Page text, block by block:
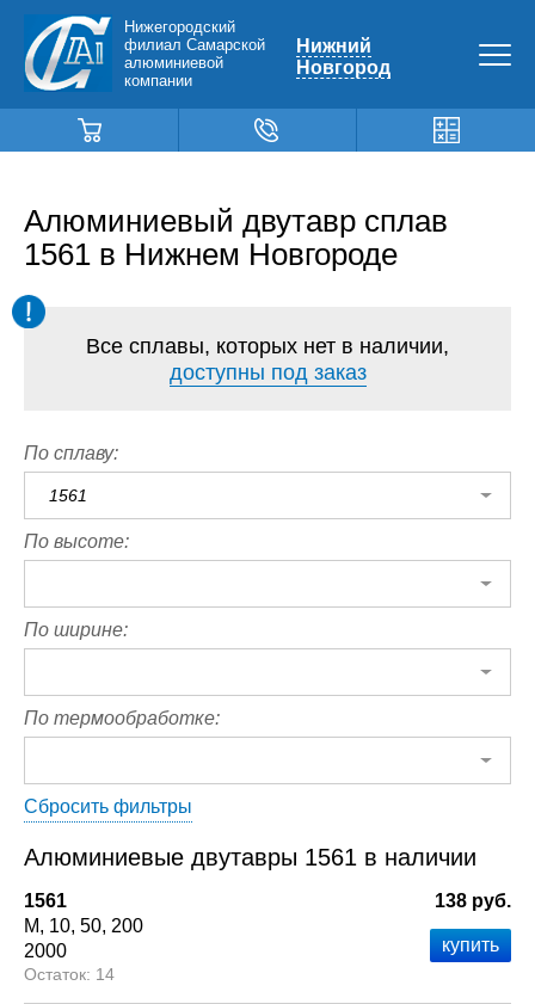
Нижегородский
филиал Самарской
алюминиевой
компании
Нижний
Новгород
Алюминиевый двутавр сплав
1561 в Нижнем Новгороде
Все сплавы, которых нет в наличии,
доступны под заказ
По сплаву:
1561
По высоте:
По ширине:
По термообработке:
Сбросить фильтры
Алюминиевые двутавры 1561 в наличии
1561
М
10 50 200
2000
14
138 руб.